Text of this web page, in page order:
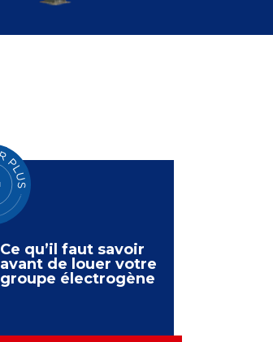
Ce qu’il faut savoir
avant de louer votre
groupe électrogène